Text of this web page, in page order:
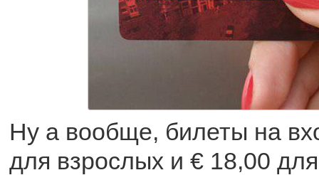
Ну а вообще, билеты на
для взрослых и € 18,00